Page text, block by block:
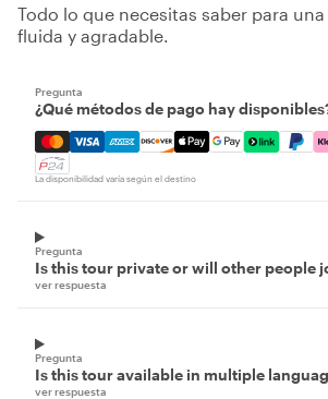
Todo lo que necesitas saber para
fluida y agradable.
Pregunta
¿Qué métodos de pago hay
Mastercard, Visa, Amex, Discover,
La disponibilidad varía según el destino
Pregunta
Is this tour private or will other people
ver respuesta
Pregunta
Is this tour available in multiple
ver respuesta